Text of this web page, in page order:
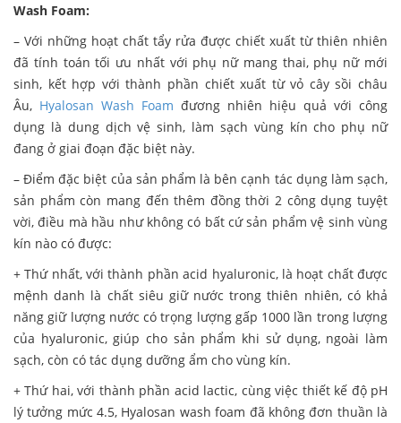
Wash Foam:
– Với những hoạt chất tẩy rửa được chiết xuất từ thiên nhiên
đã tính toán tối ưu nhất với phụ nữ mang thai, phụ nữ mới
sinh, kết hợp với thành phần chiết xuất từ vỏ cây sồi châu
Âu, Hyalosan Wash Foam đương nhiên hiệu quả với công
dụng là dung dịch vệ sinh, làm sạch vùng kín cho phụ nữ
đang ở giai đoạn đặc biệt này.
– Điểm đặc biệt của sản phẩm là bên cạnh tác dụng làm sạch,
sản phẩm còn mang đến thêm đồng thời 2 công dụng tuyệt
vời, điều mà hầu như không có bất cứ sản phẩm vệ sinh vùng
kín nào có được:
+ Thứ nhất, với thành phần acid hyaluronic, là hoạt chất được
mệnh danh là chất siêu giữ nước trong thiên nhiên, có khả
năng giữ lượng nước có trọng lượng gấp 1000 lần trong lượng
của hyaluronic, giúp cho sản phẩm khi sử dụng, ngoài làm
sạch, còn có tác dụng dưỡng ẩm cho vùng kín.
+ Thứ hai, với thành phần acid lactic, cùng việc thiết kế độ pH
lý tưởng mức 4.5, Hyalosan wash foam đã không đơn thuần là